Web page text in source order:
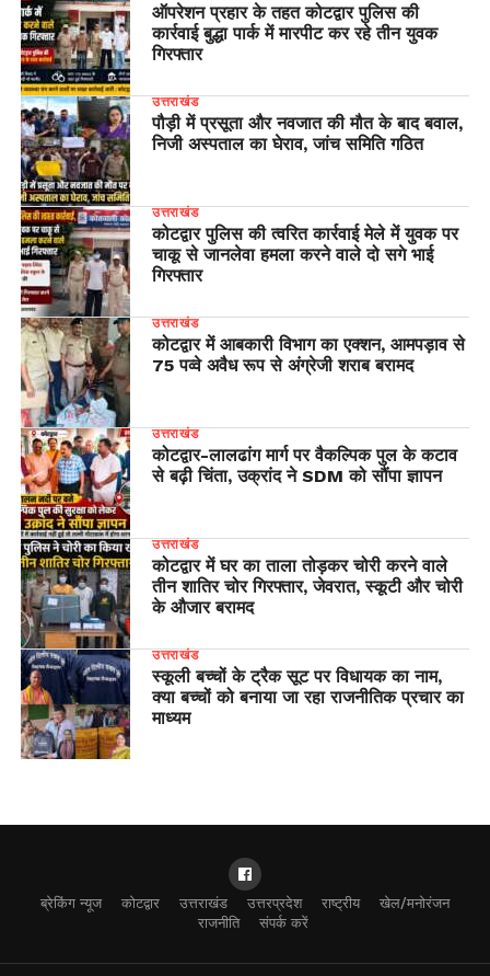
ऑपरेशन प्रहार के तहत कोटद्वार पुलिस की
कार्रवाई बुद्धा पार्क में मारपीट कर रहे तीन युवक
गिरफ्तार
उत्तराखंड
पौड़ी में प्रसूता और नवजात की मौत के बाद बवाल,
निजी अस्पताल का घेराव, जांच समिति गठित
उत्तराखंड
कोटद्वार पुलिस की त्वरित कार्रवाई मेले में युवक पर
चाकू से जानलेवा हमला करने वाले दो सगे भाई
गिरफ्तार
उत्तराखंड
कोटद्वार में आबकारी विभाग का एक्शन, आमपड़ाव से
75 पव्वे अवैध रूप से अंग्रेजी शराब बरामद
उत्तराखंड
​कोटद्वार-लालढांग मार्ग पर वैकल्पिक पुल के कटाव
से बढ़ी चिंता, उक्रांद ने SDM को सौंपा ज्ञापन
उत्तराखंड
कोटद्वार में घर का ताला तोड़कर चोरी करने वाले
तीन शातिर चोर गिरफ्तार, जेवरात, स्कूटी और चोरी
के औजार बरामद
उत्तराखंड
स्कूली बच्चों के ट्रैक सूट पर विधायक का नाम,
क्या बच्चों को बनाया जा रहा राजनीतिक प्रचार का
माध्यम
ब्रेकिंग न्यूज कोटद्वार उत्तराखंड उत्तरप्रदेश राष्ट्रीय
खेल/मनोरंजन
राजनीति
संपर्क करें